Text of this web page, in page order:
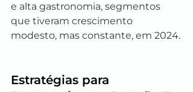
e alta gastronomia, segmentos
que tiveram crescimento
modesto, mas constante, em 2024.
Estratégias para